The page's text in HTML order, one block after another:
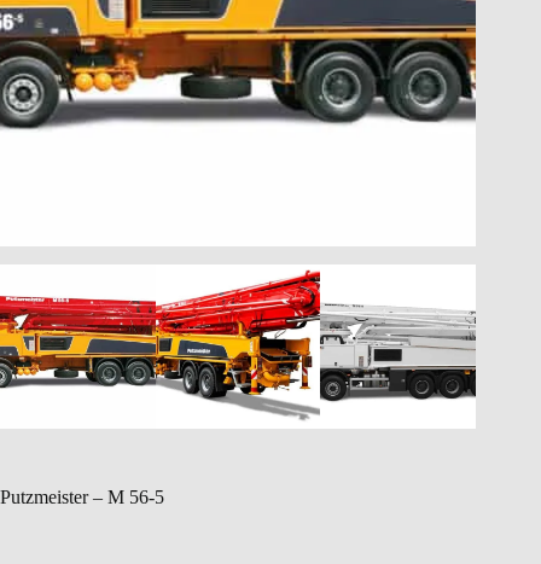
Putzmeister – M 56-5